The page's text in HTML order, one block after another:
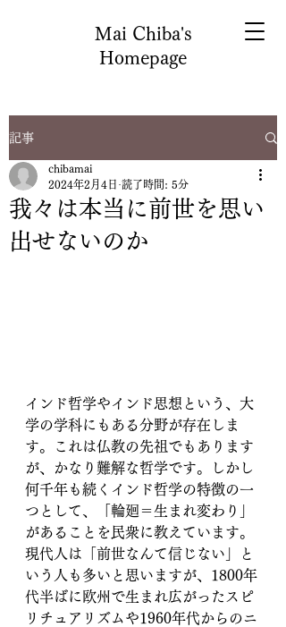
Mai Chiba's
Homepage
記事
我々は本当に前世を思い
出せないのか
chibamai
2024年2月4日 読了時間: 5分
インド哲学やインド思想という、大
学の学科にもある分野が存在しま
す。これは仏教の先祖でもあります
が、かなり難解な哲学です。しかし
何千年も続くインド哲学の特徴の一
つとして、「輪廻＝生まれ変わり」
があることを民衆に教えています。
現代人は「前世なんて信じない」と
いう人も多いと思いますが、1800年
代半ばに欧州で生まれ広がったスピ
リチュアリズムや1960年代からのニ